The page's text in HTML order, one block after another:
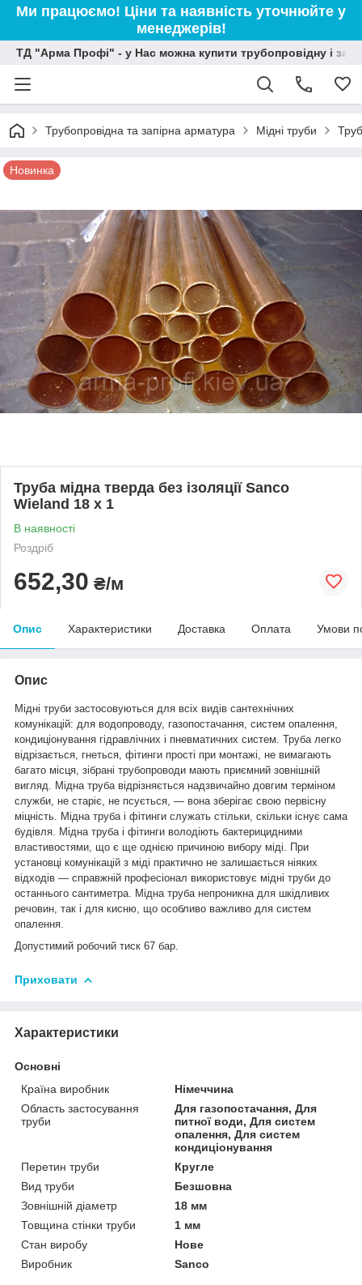
Ми працюємо! Ціни та наявність уточнюйте у
менеджерів!
ТД "Арма Профі" - у Нас можна купити трубопровідну і
Трубопровідна та запірна арматура Мідні труби
Новинка
Труба мідна тверда без ізоляції Sanco
Wieland 18 x 1
В наявності
Роздріб
652,30 ₴/м
Опис Характеристики Доставка Оплата Умови
Опис
Мідні труби застосовуються для всіх видів сантехнічних
комунікацій: для водопроводу, газопостачання, систем опалення,
кондиціонування гідравлічних і пневматичних систем. Труба легко
відрізається, гнеться, фітинги прості при монтажі, не вимагають
багато місця, зібрані трубопроводи мають приємний зовнішній
вигляд. Мідна труба відрізняється надзвичайно довгим терміном
служби, не старіє, не псується, ― вона зберігає свою первісну
міцність. Мідна труба і фітинги служать стільки, скільки існує сама
будівля. Мідна труба і фітинги володіють бактерицидними
властивостями, що є ще однією причиною вибору міді. При
установці комунікацій з міді практично не залишається ніяких
відходів ― справжній професіонал використовує мідні труби до
останнього сантиметра. Мідна труба непроникна для шкідливих
речовин, так і для кисню, що особливо важливо для систем
опалення.
Допустимий робочий тиск 67 бар.
Приховати
Характеристики
Основні
Країна виробник
Німеччина
Область застосування
труби
Для газопостачання, Для
питної води, Для систем
опалення, Для систем
кондиціонування
Перетин труби
Кругле
Вид труби
Безшовна
Зовнішній діаметр
18 мм
Товщина стінки труби
1 мм
Стан виробу
Нове
Виробник
Sanco